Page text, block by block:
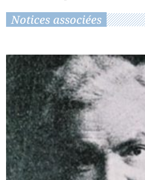
Notices associées